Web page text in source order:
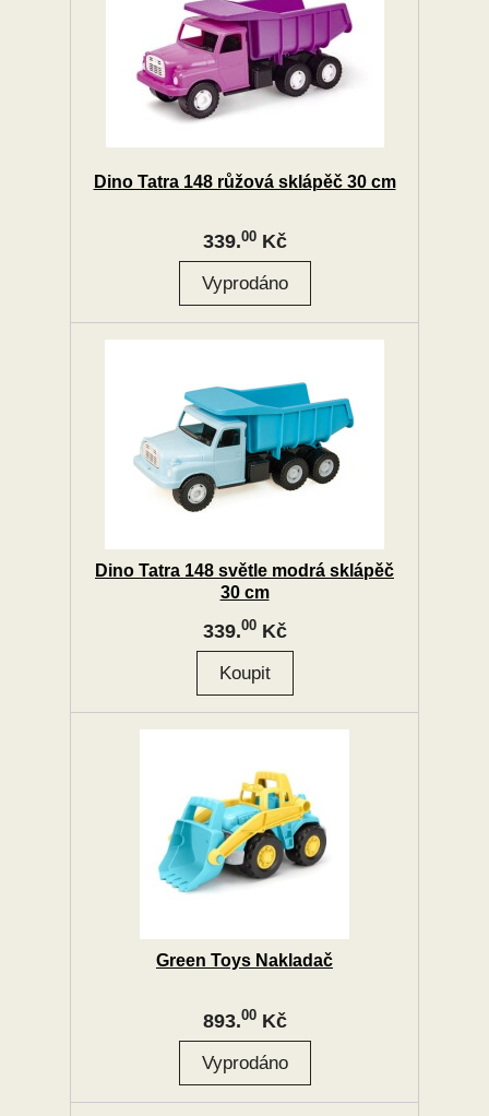
Dino Tatra 148 růžová sklápěč 30 cm
339.00Kč
Dino Tatra 148 světle modrá sklápěč
30 cm
339.00Kč
Green Toys Nakladač
893.00Kč